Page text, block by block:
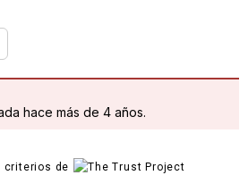
hace más de 4 años.
criterios de